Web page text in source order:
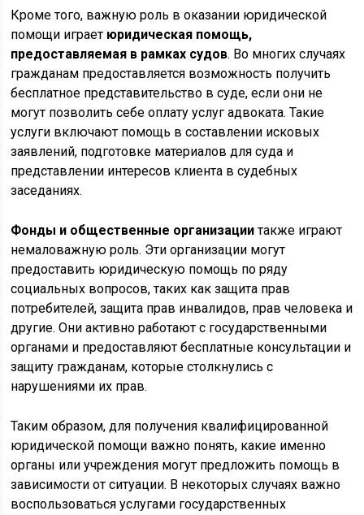
Кроме того, важную роль в оказании юридической
помощи играет юридическая помощь,
предоставляемая в рамках судов. Во многих случаях
гражданам предоставляется возможность получить
бесплатное представительство в суде, если они не
могут позволить себе оплату услуг адвоката. Такие
услуги включают помощь в составлении исковых
заявлений, подготовке материалов для суда и
представлении интересов клиента в судебных
заседаниях.
Фонды и общественные организациитакже играют
немаловажную роль. Эти организации могут
предоставить юридическую помощь по ряду
социальных вопросов, таких как защита прав
потребителей, защита прав инвалидов, прав человека и
другие. Они активно работают с государственными
органами и предоставляют бесплатные консультации и
защиту гражданам, которые столкнулись с
нарушениями их прав.
Таким образом, для получения квалифицированной
юридической помощи важно понять, какие именно
органы или учреждения могут предложить помощь в
зависимости от ситуации. В некоторых случаях важно
воспользоваться услугами государственных